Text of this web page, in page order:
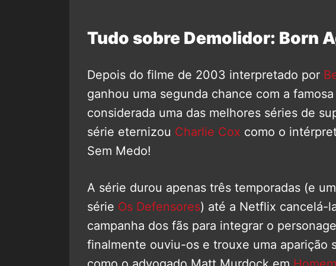
Tudo sobre Demolidor: Born
Depois do filme de 2003 interpretado por
ganhou uma segunda chance com a
considerada uma das melhores séries de
série eternizou Charlie Cox como o
Sem Medo!
A série durou apenas três temporadas (e
série Os Defensores) até a Netflix cancelá-
campanha dos fãs para integrar o
finalmente ouviu-os e trouxe uma aparição